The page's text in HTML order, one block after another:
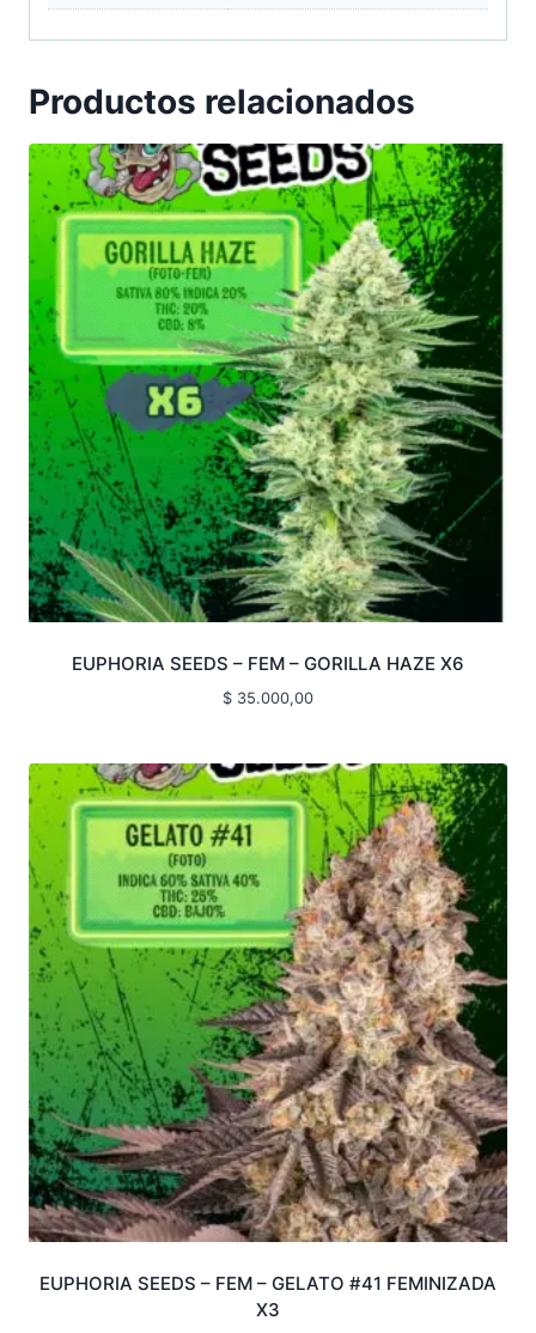
Productos relacionados
EUPHORIA SEEDS – FEM – GORILLA HAZE X6
$ 35.000,00
EUPHORIA SEEDS – FEM – GELATO #41 FEMINIZADA
X3